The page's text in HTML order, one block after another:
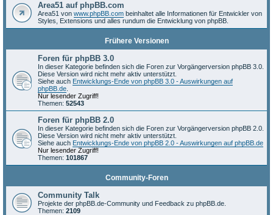
Area51 auf phpBB.com
Area51 von www.phpBB.com beinhaltet alle Informationen für Entwickler von
Styles, Extensions und alles rundum die Entwicklung von phpBB.
Frühere Versionen
Foren für phpBB 3.0
In dieser Kategorie befinden sich die Foren zur Vorgängerversion phpBB 3.0.
Diese Version wird nicht mehr aktiv unterstützt.
Siehe auch Entwicklungs-Ende von phpBB 3.0 - Auswirkungen auf
phpBB.de
Nur lesender Zugriff!
Themen: 52543
Foren für phpBB 2.0
In dieser Kategorie befinden sich die Foren zur Vorgängerversion phpBB 2.0.
Diese Version wird nicht mehr aktiv unterstützt.
Siehe auch Entwicklungs-Ende von phpBB 2.0 - Auswirkungen auf phpBB.de
Nur lesender Zugriff!
Themen: 101867
Community-Foren
Community Talk
Projekte der phpBB.de-Community und Feedback zu phpBB.de.
Themen: 2109